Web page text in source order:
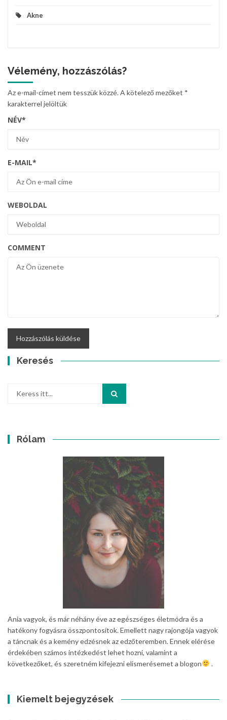
Akne
Vélemény, hozzászólás?
Az e-mail-címet nem tesszük közzé.A kötelező mezőket *
karakterrel jelöltük
NÉV*
E-MAIL*
WEBOLDAL
COMMENT
Keresés
Rólam
Ania vagyok, és már néhány éve az egészséges életmódra és a
hatékony fogyásra összpontosítok. Emellett nagy rajongója vagyok
a táncnak és a kemény edzésnek az edzőteremben. Ennek elérése
érdekében számos intézkedést lehet hozni, valamint a
következőket, és szeretném kifejezni elismerésemet a blogon
.
Kiemelt bejegyzések